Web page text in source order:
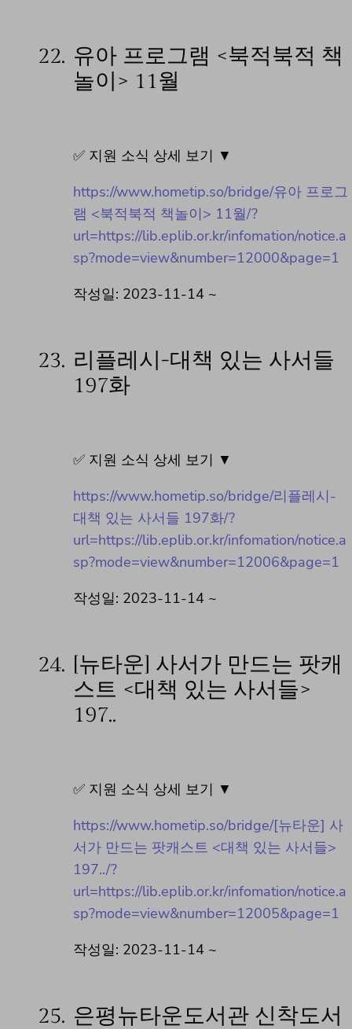
22. 유아 프로그램 <북적북적 책
놀이> 11월
✅ 지원 소식 상세 보기 ▼
https://www.hometip.so/bridge/유아 프로그
램 <북적북적 책놀이> 11월/?
url=https://lib.eplib.or.kr/infomation/notice.a
sp?mode=view&number=12000&page=1
작성일: 2023-11-14 ~
23. 리플레시-대책 있는 사서들
197화
✅ 지원 소식 상세 보기 ▼
https://www.hometip.so/bridge/리플레시-
대책 있는 사서들 197화/?
url=https://lib.eplib.or.kr/infomation/notice.a
sp?mode=view&number=12006&page=1
작성일: 2023-11-14 ~
24.
[뉴타운] 사서가 만드는 팟캐
스트 <대책 있는 사서들>
197..
✅ 지원 소식 상세 보기 ▼
https://www.hometip.so/bridge/[뉴타운] 사
서가 만드는 팟캐스트 <대책 있는 사서들>
197../?
url=https://lib.eplib.or.kr/infomation/notice.a
sp?mode=view&number=12005&page=1
작성일: 2023-11-14 ~
25. 은평뉴타운도서관 신착도서